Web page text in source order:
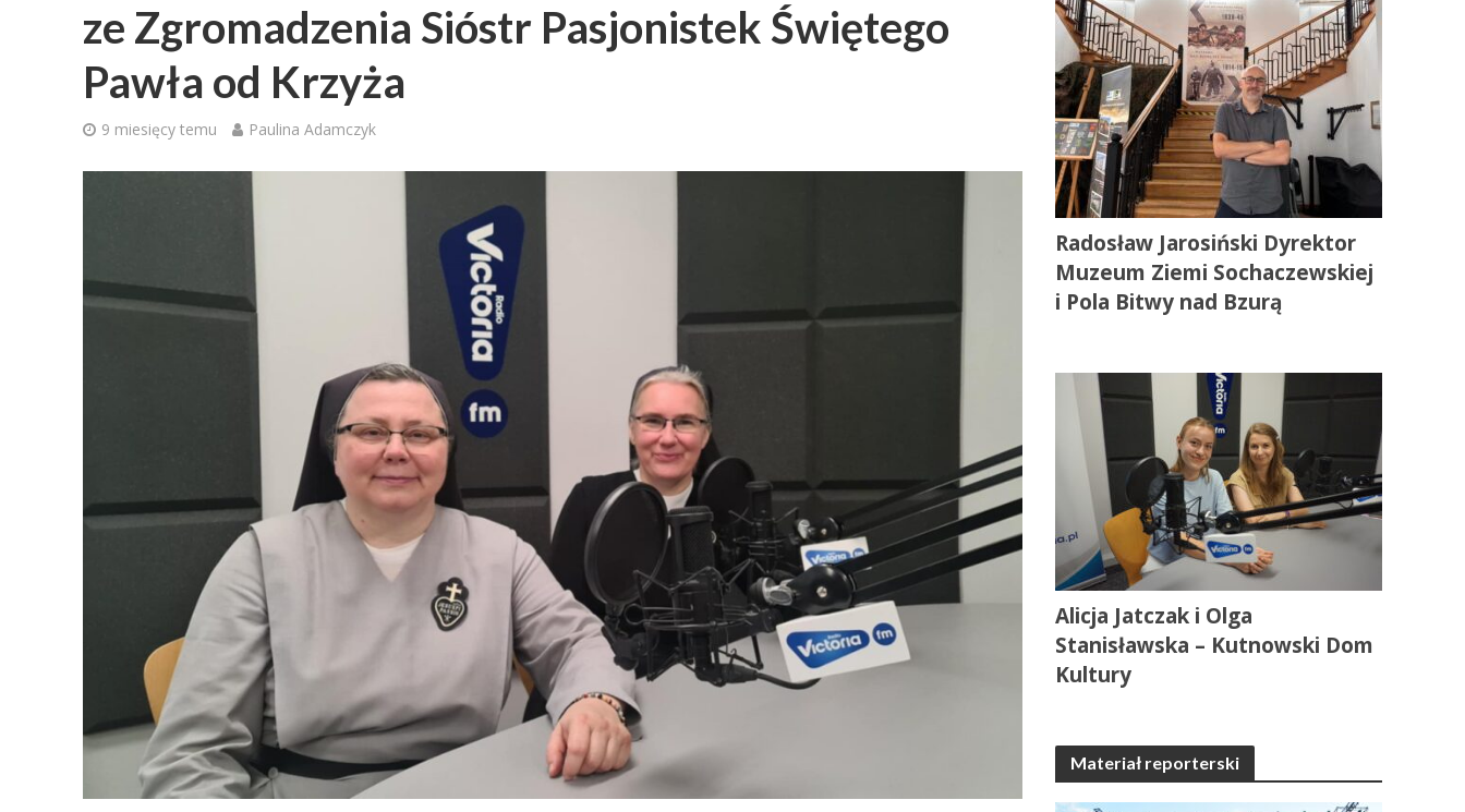
ze Zgromadzenia Sióstr Pasjonistek Świętego
Pawła od Krzyża
9 miesięcy temu Paulina Adamczyk
Radosław Jarosiński Dyrektor
Muzeum Ziemi Sochaczewskiej
i Pola Bitwy nad Bzurą
Alicja Jatczak i Olga
Stanisławska – Kutnowski Dom
Kultury
Materiał reporterski